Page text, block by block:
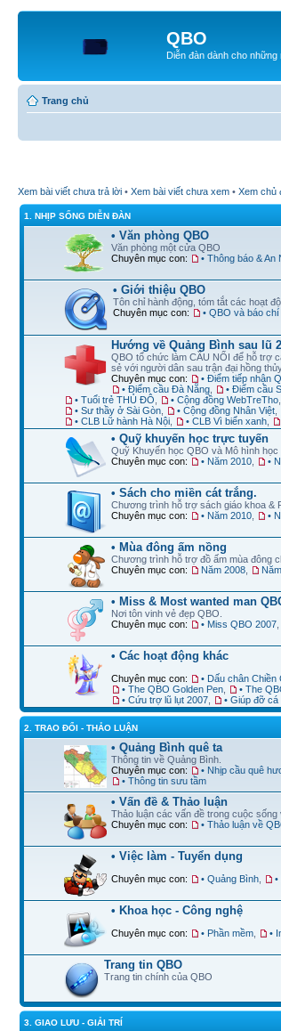
QBO
Diễn đàn dành cho
Trang chủ
Xem bài viết chưa trả lời • Xem bài viết chưa xem • Xem chủ
1. NHỊP SỐNG DIỄN ĐÀN
• Văn phòng QBO
Văn phòng một cửa QBO
Chuyên mục con:
• Thông báo & An
• Giới thiệu QBO
Tôn chỉ hành động, tóm tắt các hoạt
Chuyên mục con:
• QBO và báo chí
Hướng về Quảng Bình sau lũ
QBO tổ chức làm CẦU NỐI để hỗ trợ
sẻ với người dân sau trận đại hồng
Chuyên mục con:
• Điểm tiếp nhận
• Điểm cầu Đà Nẵng
• Điểm cầu
• Tuổi trẻ THỦ ĐÔ
• Cộng đồng WebTreTho
• Sư thầy ở Sài Gòn
• Cộng đồng Nhân Việt
• CLB Lữ hành Hà Nội
• CLB Vì biển xanh
• Quỹ khuyến học trực tuyến
Quỹ Khuyến học QBO và Mô hình
Chuyên mục con:
• Năm 2010 •
• Sách cho miền cát trắng.
Chương trình hỗ trợ sách giáo khoa &
Chuyên mục con:
• Năm 2010 •
• Mùa đông ấm nồng
Chương trình hỗ trợ đồ ấm mùa đông
Chuyên mục con:
Năm 2008
• Miss & Most wanted man
Nơi tôn vinh vẻ đẹp QBO.
Chuyên mục con:
• Miss QBO 2007
• Các hoạt động khác
Chuyên mục con: • Dấu chân Chiền
• The QBO Golden Pen
• The
• Cứu trợ lũ lụt 2007
• Giúp đỡ cá
2. TRAO ĐỔI - THẢO LUẬN
• Quảng Bình quê ta
Thông tin về Quảng Bình.
Chuyên mục con:
• Nhịp cầu quê
• Thông tin sưu tầm
• Vấn đề & Thảo luận
Thảo luận các vấn đề trong cuộc sống
Chuyên mục con:
• Thảo luận về
• Việc làm - Tuyển dụng
Chuyên mục con: • Quảng Bình
• Khoa học - Công nghệ
Chuyên mục con: • Phần mềm •
Trang tin QBO
Trang tin chính của QBO
3. GIAO LƯU - GIẢI TRÍ